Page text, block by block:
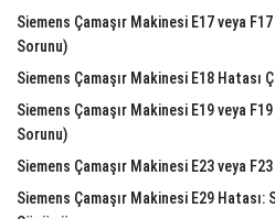
Siemens Çamaşır Makinesi E17 veya
Sorunu)
Siemens Çamaşır Makinesi E18 Hatası
Siemens Çamaşır Makinesi E19 veya
Sorunu)
Siemens Çamaşır Makinesi E23 veya
Siemens Çamaşır Makinesi E29 Hatası: